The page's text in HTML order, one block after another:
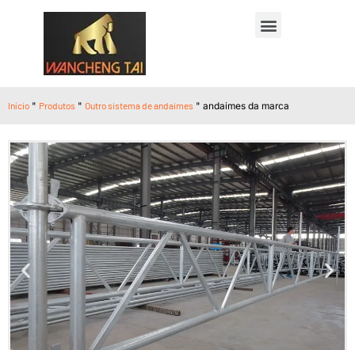
Início " Produtos " Outro sistema de andaimes " andaimes da marca